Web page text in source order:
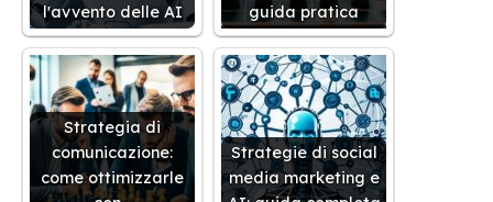
l'avvento delle AI
guida pratica
Strategia di
comunicazione:
come ottimizzarle
Strategie di social
media marketing e